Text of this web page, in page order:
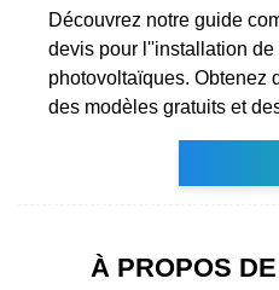
Découvrez notre guide
devis pour l''installation
photovoltaïques. Obtenez
des modèles gratuits et
À PROPOS